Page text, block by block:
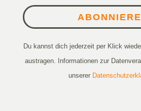
Du kannst dich jederzeit per Klick
austragen. Informationen zur
unserer